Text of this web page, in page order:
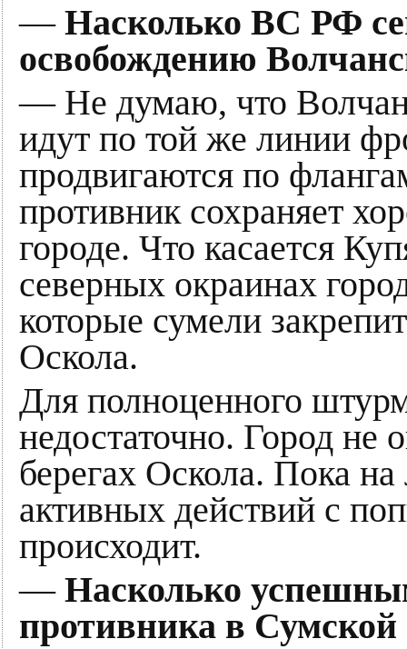
— Насколько ВС РФ
освобождению
— Не думаю, что
идут по той же линии
продвигаются по
противник сохраняет
городе. Что касается
северных окраинах
которые сумели
Оскола.
Для полноценного
недостаточно. Город не
берегах Оскола. Пока
активных действий с
происходит.
— Насколько
противника в Сумской